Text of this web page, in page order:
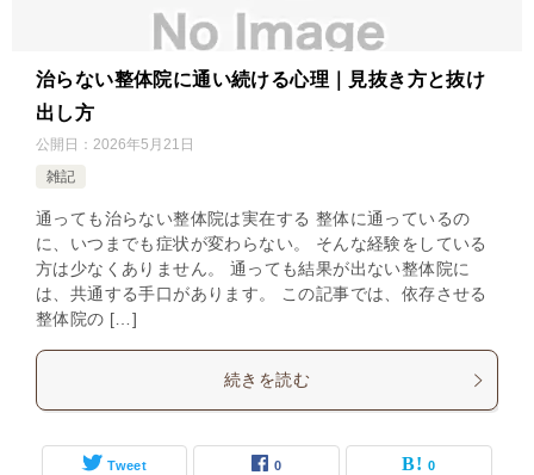
治らない整体院に通い続ける心理｜見抜き方と抜け
出し方
公開日： 2026年5月21日
雑記
通っても治らない整体院は実在する 整体に通っているの
に、いつまでも症状が変わらない。 そんな経験をしている
方は少なくありません。 通っても結果が出ない整体院に
は、共通する手口があります。 この記事では、依存させる
整体院の […]
続きを読む
Tweet 0 0